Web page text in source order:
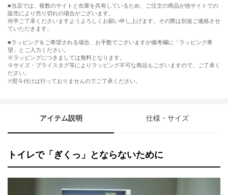
■当店では、複数のサイトと在庫を共有しているため、ご注文の商品が他サイトでの
販売により売り切れの場合がございます。
何卒ご了承くださいますようよろしくお願い申し上げます。その際は別途ご連絡させ
ていただきます。
■ラッピングをご希望される場合、お手数でございますが備考欄に「ラッピング希
望」とご入力ください。
※ラッピングにつきましては無料となります。
※サイズ・プライスタグ等によりラッピング不可な商品もございますので、ご了承く
ださい。
※熨斗付けは行っておりませんのでご了承ください。
アイテム説明 仕様・サイズ
トイレで「ぎくっ」とならないために